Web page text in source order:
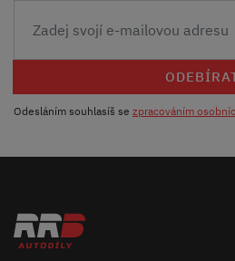
Odesláním souhlasíš se zpracováním